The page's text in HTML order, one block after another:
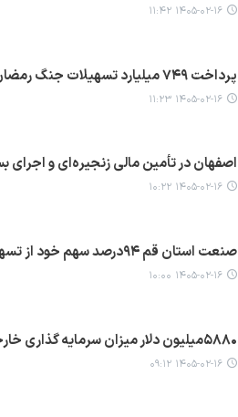
۱۴۰۵-۰۲-۱۶ ۱۱:۴۲
پرداخت ۷۴۹ میلیارد تسهیلات جنگ رمضان به خانوارهای لرستانی
۱۴۰۵-۰۲-۱۶ ۱۱:۲۳
اصفهان در تأمین مالی زنجیره‌ای و
۱۴۰۵-۰۲-۱۶ ۱۰:۲۲
صنعت استان قم ۹۴درصد سهم خود از تسهیلات تبصره ۱۸ را پرداخت کرده است
۱۴۰۵-۰۲-۱۶ ۱۰:۰۰
۵۸۸۰میلیون دلار میزان سرمایه گذاری خارجی مصوب استان البرز
۱۴۰۵-۰۲-۱۶ ۰۹:۱۲